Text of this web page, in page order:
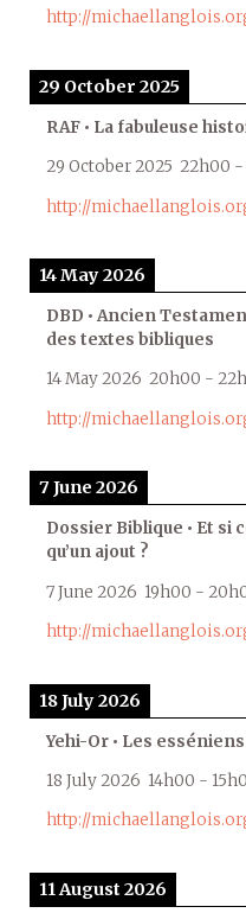
http://
29 October 2025
RAF • La fabuleuse
29 October 2025 22h00 -
http://
14 May 2026
DBD • Ancien
des textes bibliques
14 May 2026 20h00 -
http://
7 June 2026
Dossier Biblique • Et si
qu’un ajout ?
7 June 2026 19h00 -
http://
18 July 2026
Yehi-Or • Les
18 July 2026 14h00 -
http://
11 August 2026